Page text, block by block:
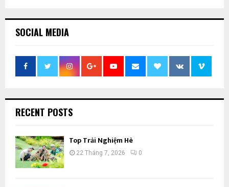
SOCIAL MEDIA
RECENT POSTS
Top Trải Nghiệm Hè
22 Tháng 7, 2026 0